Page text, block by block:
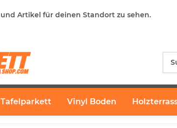
Artikel für deinen Standort zu sehen.
Tafelparkett Vinyl Boden